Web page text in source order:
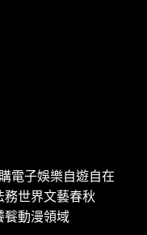
電子娛樂自遊自在
務世界文藝春秋
餮動漫領域